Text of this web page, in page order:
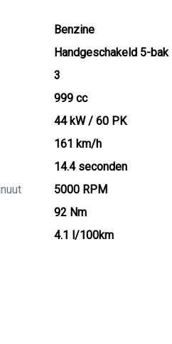
Benzine
Handgeschakeld 5-bak
3
999 cc
44 kW / 60 PK
161 km/h
14.4 seconden
5000 RPM
92 Nm
4.1 l/100km